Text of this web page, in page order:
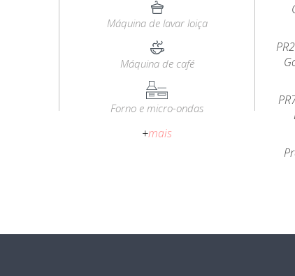
Máquina de lavar loiça
Máquina de café
Forno e micro-ondas
+mais